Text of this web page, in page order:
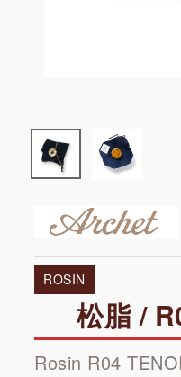
ROSIN
松脂 /
Rosin R04